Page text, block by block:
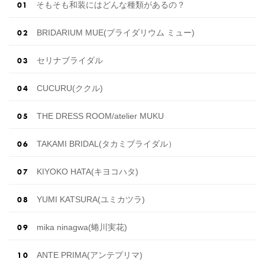
そもそも和装にはどんな種類があるの？
BRIDARIUM MUE(ブライダリウム ミュー)
セリナブライダル
CUCURU(ククル)
THE DRESS ROOM/atelier MUKU
TAKAMI BRIDAL(タカミブライダル）
KIYOKO HATA(キヨコハタ)
YUMI KATSURA(ユミカツラ)
mika ninagwa(蜷川実花)
ANTE PRIMA(アンテプリマ)